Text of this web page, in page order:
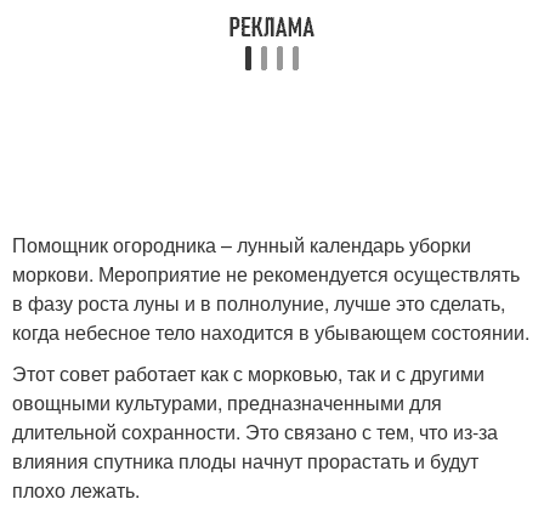
Помощник огородника – лунный календарь уборки
моркови. Мероприятие не рекомендуется осуществлять
в фазу роста луны и в полнолуние, лучше это сделать,
когда небесное тело находится в убывающем состоянии.
Этот совет работает как с морковью, так и с другими
овощными культурами, предназначенными для
длительной сохранности. Это связано с тем, что из-за
влияния спутника плоды начнут прорастать и будут
плохо лежать.